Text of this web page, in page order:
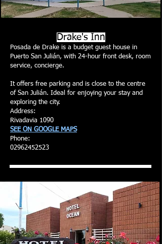
Drake's Inn
Posada de Drake is a budget guest house in
Puerto San Julián, with 24-hour front desk, room
service, concierge.
It offers free parking and is close to the centre
of San Julián. Ideal for enjoying your stay and
exploring the city.
Address:
Rivadavia 1090
SEE ON GOOGLE MAPS
Phone:
02962452523